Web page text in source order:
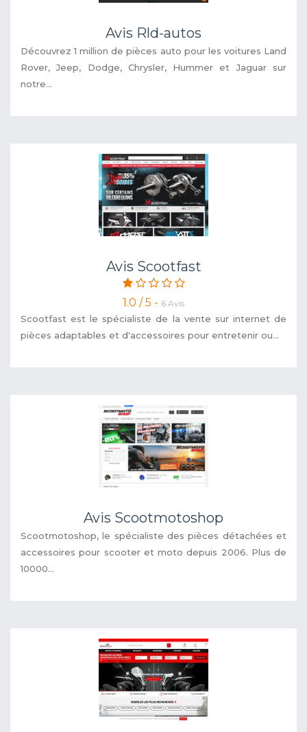
Avis Rld-autos
Découvrez 1 million de pièces auto pour les voitures Land
Rover, Jeep, Dodge, Chrysler, Hummer et Jaguar sur
notre...
Avis Scootfast
1.0 / 5 - 6 Avis
Scootfast est le spécialiste de la vente sur internet de
pièces adaptables et d'accessoires pour entretenir ou...
Avis Scootmotoshop
Scootmotoshop, le spécialiste des pièces détachées et
accessoires pour scooter et moto depuis 2006. Plus de
10000...